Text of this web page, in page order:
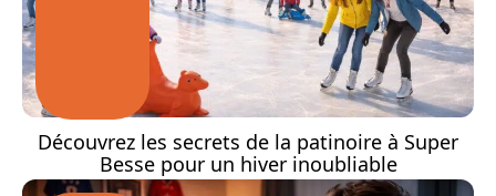
Découvrez les secrets de la patinoire à Super
Besse pour un hiver inoubliable